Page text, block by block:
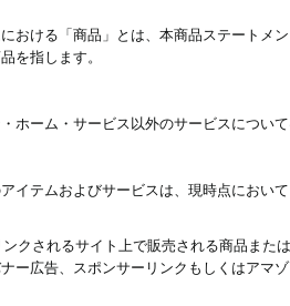
おける「商品」とは、本商品ステートメ
を指します。
ホーム・サービス以外のサービスについ
イテムおよびサービスは、現時点におい
クされるサイト上で販売される商品ま
ー広告、スポンサーリンクもしくはアマ